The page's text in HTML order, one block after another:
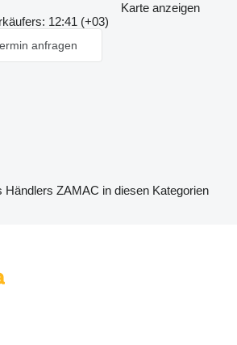
Karte anzeigen
12:41 (+03)
anfragen
Händlers ZAMAC in diesen Kategorien